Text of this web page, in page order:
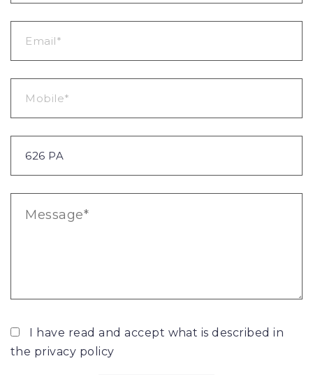
I have read and accept what is described in
the privacy policy